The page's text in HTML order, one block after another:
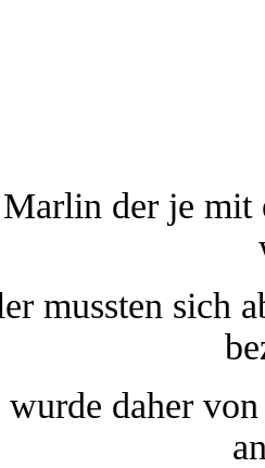
der je mit
mussten sich
wurde daher